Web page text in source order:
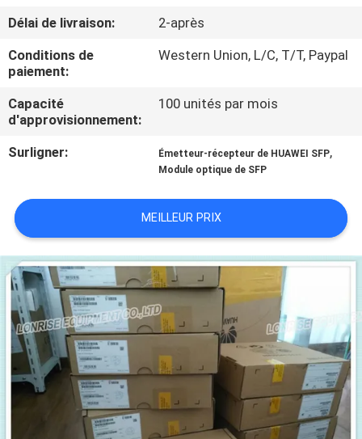
VISITE
DE
L'USINE
CONTRÔLE
DE
QUALITÉ
NOUS
CONTACTER
NOUVELLES
LES
AFFAIRES
Délai de livraison:
2-après
Conditions de
paiement:
Western Union, L/C, T/T, Paypal
Capacité
d'approvisionnement:
100 unités par mois
Surligner: Émetteur-récepteur de HUAWEI SFP,
Module optique de SFP
MEILLEUR PRIX